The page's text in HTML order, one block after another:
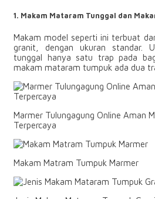
1. Makam Mataram Tunggal dan
Makam model seperti ini terbuat
granit, dengan ukuran standar.
tunggal hanya satu trap pada
makam mataram tumpuk ada dua
Marmer Tulungagung Online Aman
Terpercaya
Makam Matram Tumpuk Marmer